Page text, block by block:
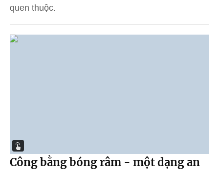
quen thuộc.
Công bằng bóng râm - một dạng an